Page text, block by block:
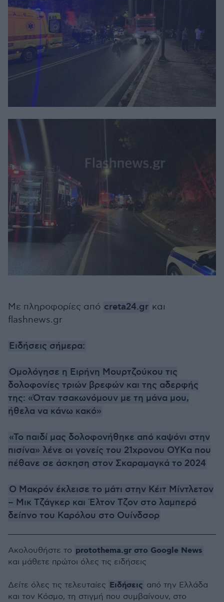
Με πληροφορίες από creta24.gr και
flashnews.gr
Ειδήσεις σήμερα:
Ομολόγησε η Ειρήνη Μουρτζούκου τις
δολοφονίες τριών βρεφών και της αδερφής
της: «Όταν τσακωνόμουν με τη μάνα μου,
ήθελα να κάνω κακό»
«Το παιδί μας δολοφονήθηκε από καψόνι στην
πισίνα» λένε οι γονείς του 21χρονου OYKα που
πέθανε σε άσκηση στον Σκαραμαγκά το 2024
Ο Μακρόν έκλεισε το μάτι στην Κέιτ Μίντλετον
– Μικ Τζάγκερ και Έλτον Τζον στο λαμπερό
δείπνο του Καρόλου στο Ουίνδσορ
Ακολουθήστε το protothema.gr στο Google News
και μάθετε πρώτοι όλες τις ειδήσεις
Δείτε όλες τις τελευταίες Ειδήσεις από την Ελλάδα
και τον Κόσμο, τη στιγμή που συμβαίνουν, στο